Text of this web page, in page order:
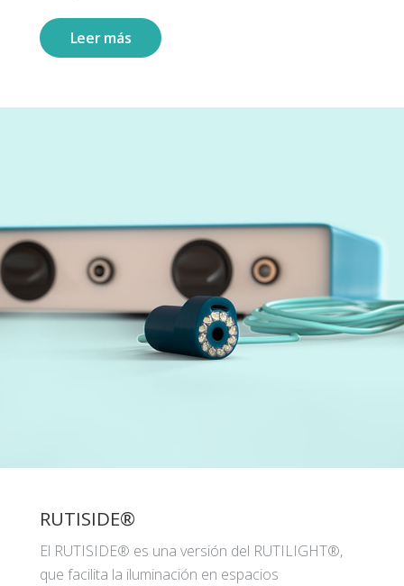
Leer más
RUTISIDE®
El RUTISIDE® es una versión del RUTILIGHT®,
que facilita la iluminación en espacios